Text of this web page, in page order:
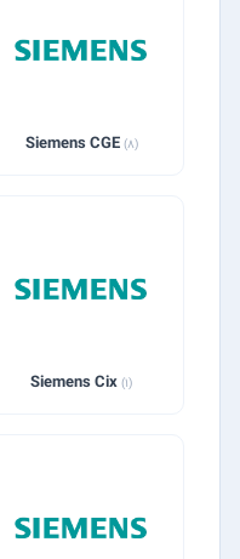
Siemens CGE (8)
Siemens Cix(1)